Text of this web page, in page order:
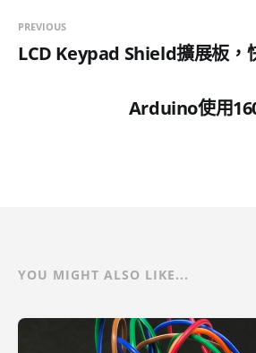
PREVIOUS
LCD Keypad Shield擴展板，
Arduino使用
YOU MIGHT ALSO LIKE...